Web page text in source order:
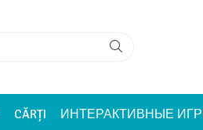
CĂRȚI ИНТЕРАКТИВНЫЕ